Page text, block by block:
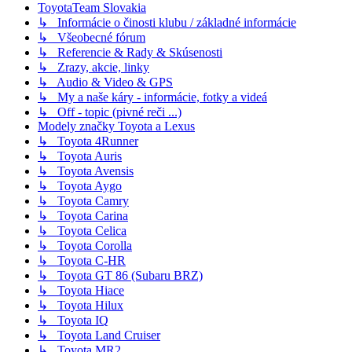
ToyotaTeam Slovakia
↳ Informácie o činosti klubu / základné informácie
↳ Všeobecné fórum
↳ Referencie & Rady & Skúsenosti
↳ Zrazy, akcie, linky
↳ Audio & Video & GPS
↳ My a naše káry - informácie, fotky a videá
↳ Off - topic (pivné reči ...)
Modely značky Toyota a Lexus
↳ Toyota 4Runner
↳ Toyota Auris
↳ Toyota Avensis
↳ Toyota Aygo
↳ Toyota Camry
↳ Toyota Carina
↳ Toyota Celica
↳ Toyota Corolla
↳ Toyota C-HR
↳ Toyota GT 86 (Subaru BRZ)
↳ Toyota Hiace
↳ Toyota Hilux
↳ Toyota IQ
↳ Toyota Land Cruiser